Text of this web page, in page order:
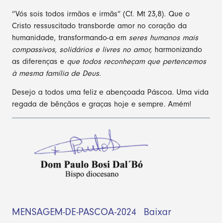
“Vós sois todos irmãos e irmãs” (Cf. Mt 23,8). Que o
Cristo ressuscitado transborde amor no coração da
humanidade, transformando-a em seres humanos mais
compassivos, solidários e livres no amor, harmonizando
as diferenças e que todos reconheçam que pertencemos
à mesma família de Deus.
Desejo a todos uma feliz e abençoada Páscoa. Uma vida
regada de bênçãos e graças hoje e sempre. Amém!
MENSAGEM-DE-PASCOA-2024 Baixar